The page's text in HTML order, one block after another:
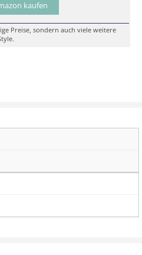
kaufen
Preise, sondern auch viele weitere